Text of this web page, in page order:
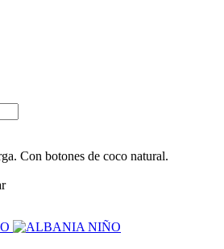
Con botones de coco natural.